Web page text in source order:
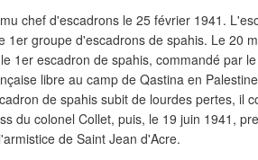
chef d'escadrons le 25 février 1941.
1er groupe d'escadrons de spahis. Le 20
1er escadron de spahis, commandé par
libre au camp de Qastina en
de spahis subit de lourdes pertes, il
du colonel Collet, puis, le 19 juin 1941,
de Saint Jean d'Acre.